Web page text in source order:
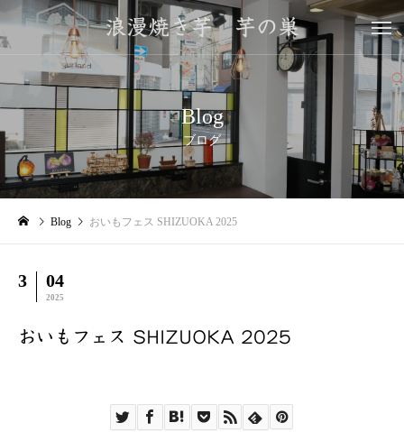
浪漫焼き芋 芋の巣
Blog
ブログ
Blog おいもフェス SHIZUOKA 2025
3 04
2025
おいもフェス SHIZUOKA 2025